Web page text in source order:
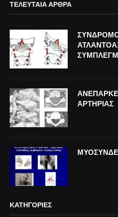
ΤΕΛΕΥΤΑΊΑ ΆΡΘΡΑ
ΣΥΝΔΡΟΜΟ
ΑΡΤΗΡΙΑΣ
ΚΑΤΗΓΟΡΊΕΣ